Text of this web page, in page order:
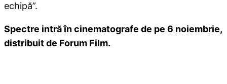
echipă”.
Spectre intră în cinematografe de pe 6 noiembrie,
distribuit de Forum Film.